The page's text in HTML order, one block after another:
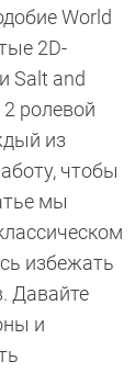
World
2D-
Salt and
ролевой
из
чтобы
мы
избежать
Давайте
и